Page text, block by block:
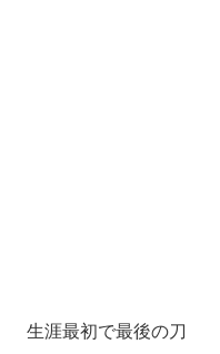
生涯最初で最後の刀